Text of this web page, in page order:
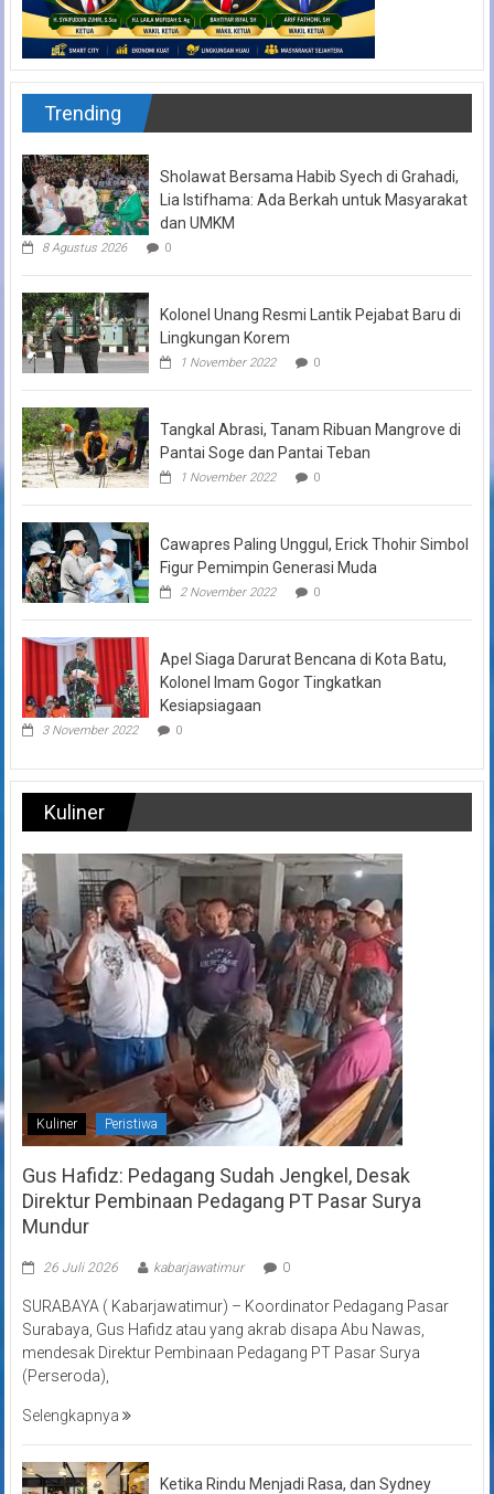
Trending
Sholawat Bersama Habib Syech di Grahadi,
Lia Istifhama: Ada Berkah untuk Masyarakat
dan UMKM
8 Agustus 2026 0
Kolonel Unang Resmi Lantik Pejabat Baru di
Lingkungan Korem
1 November 2022 0
Tangkal Abrasi, Tanam Ribuan Mangrove di
Pantai Soge dan Pantai Teban
1 November 2022 0
Cawapres Paling Unggul, Erick Thohir Simbol
Figur Pemimpin Generasi Muda
2 November 2022 0
Apel Siaga Darurat Bencana di Kota Batu,
Kolonel Imam Gogor Tingkatkan
Kesiapsiagaan
3 November 2022 0
Kuliner
Kuliner Peristiwa
Gus Hafidz: Pedagang Sudah Jengkel, Desak
Direktur Pembinaan Pedagang PT Pasar Surya
Mundur
26 Juli 2026 kabarjawatimur 0
SURABAYA ( Kabarjawatimur) – Koordinator Pedagang Pasar
Surabaya, Gus Hafidz atau yang akrab disapa Abu Nawas,
mendesak Direktur Pembinaan Pedagang PT Pasar Surya
(Perseroda),
Selengkapnya
Ketika Rindu Menjadi Rasa, dan Sydney